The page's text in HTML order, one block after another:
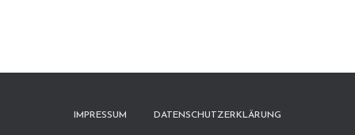
IMPRESSUM DATENSCHUTZERKLÄRUNG